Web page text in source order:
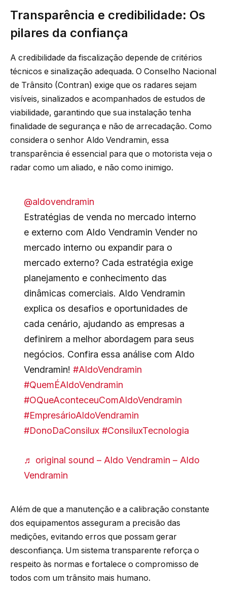
Transparência e credibilidade: Os
pilares da confiança
A credibilidade da fiscalização depende de critérios
técnicos e sinalização adequada. O Conselho Nacional
de Trânsito (Contran) exige que os radares sejam
visíveis, sinalizados e acompanhados de estudos de
viabilidade, garantindo que sua instalação tenha
finalidade de segurança e não de arrecadação. Como
considera o senhor Aldo Vendramin, essa
transparência é essencial para que o motorista veja o
radar como um aliado, e não como inimigo.
@aldovendramin
Estratégias de venda no mercado interno
e externo com Aldo Vendramin Vender no
mercado interno ou expandir para o
mercado externo? Cada estratégia exige
planejamento e conhecimento das
dinâmicas comerciais. Aldo Vendramin
explica os desafios e oportunidades de
cada cenário, ajudando as empresas a
definirem a melhor abordagem para seus
negócios. Confira essa análise com Aldo
Vendramin! #AldoVendramin
#QuemÉAldoVendramin
#OQueAconteceuComAldoVendramin
#EmpresárioAldoVendramin
#DonoDaConsilux #ConsiluxTecnologia
♬ original sound – Aldo Vendramin – Aldo
Vendramin
Além de que a manutenção e a calibração constante
dos equipamentos asseguram a precisão das
medições, evitando erros que possam gerar
desconfiança. Um sistema transparente reforça o
respeito às normas e fortalece o compromisso de
todos com um trânsito mais humano.